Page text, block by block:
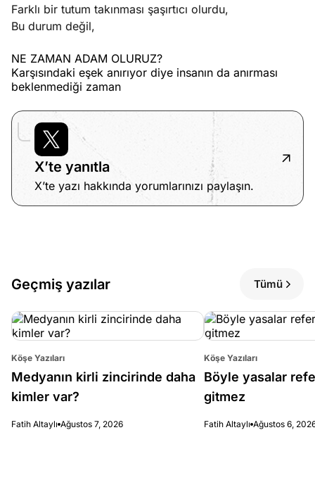
Farklı bir tutum takınması şaşırtıcı olurdu,
Bu durum değil,
NE ZAMAN ADAM OLURUZ?
Karşısındaki eşek anırıyor diye insanın da anırması
beklenmediği zaman
X’te yanıtla
X’te yazı hakkında yorumlarınızı paylaşın.
Geçmiş yazılar Tümü
Köşe Yazıları
Medyanın kirli zincirinde daha
kimler var?
Fatih Altaylı Ağustos 7, 2026
Köşe Yazıları
Böyle yasalar
gitmez
Fatih Altaylı Ağustos 6,